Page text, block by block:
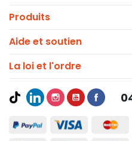
Produits
Aide et soutien
La loi et l'ordre